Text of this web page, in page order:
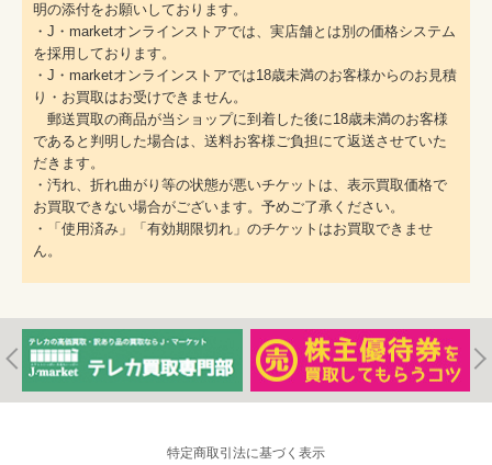
明の添付をお願いしております。
・J・marketオンラインストアでは、実店舗とは別の価格システム
を採用しております。
・J・marketオンラインストアでは18歳未満のお客様からのお見積
り・お買取はお受けできません。
郵送買取の商品が当ショップに到着した後に18歳未満のお客様
であると判明した場合は、送料お客様ご負担にて返送させていた
だきます。
・汚れ、折れ曲がり等の状態が悪いチケットは、表示買取価格で
お買取できない場合がございます。予めご了承ください。
・「使用済み」「有効期限切れ」のチケットはお買取できませ
ん。
特定商取引法に基づく表示